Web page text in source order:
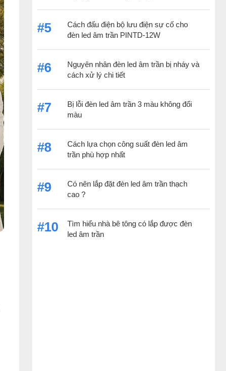
#5
Cách đấu điện bộ lưu điện sự cố cho
đèn led âm trần PINTD-12W
#6
Nguyên nhân đèn led âm trần bị nháy và
cách xử lý chi tiết
#7
Bị lỗi đèn led âm trần 3 màu không đổi
màu
#8
Cách lựa chọn công suất đèn led âm
trần phù hợp nhất
#9
Có nên lắp đặt đèn led âm trần thạch
cao ?
#10
Tìm hiểu nhà bê tông có lắp được đèn
led âm trần